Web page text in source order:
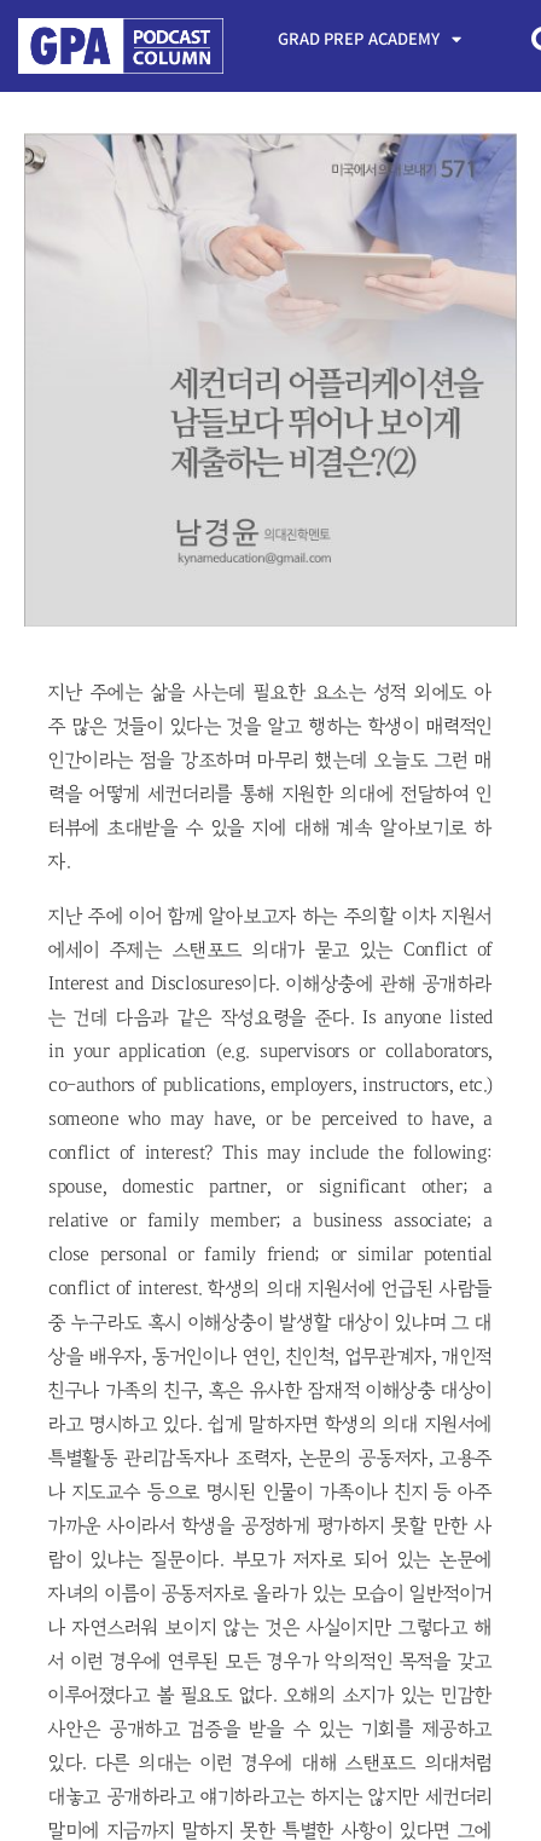
GRAD PREP ACADEMY
지난 주에는 삶을 사는데 필요한 요소는 성적 외에도 아
주 많은 것들이 있다는 것을 알고 행하는 학생이 매력적인
인간이라는 점을 강조하며 마무리 했는데 오늘도 그런 매
력을 어떻게 세컨더리를 통해 지원한 의대에 전달하여 인
터뷰에 초대받을 수 있을 지에 대해 계속 알아보기로 하
자.
지난 주에 이어 함께 알아보고자 하는 주의할 이차 지원서
에세이 주제는 스탠포드 의대가 묻고 있는 Conflict of
Interest and Disclosures이다. 이해상충에 관해 공개하라
는 건데 다음과 같은 작성요령을 준다. Is anyone listed
in your application (e.g. supervisors or collaborators,
co-authors of publications, employers, instructors, etc.)
someone who may have, or be perceived to have, a
conflict of interest? This may include the following:
spouse, domestic partner, or significant other; a
relative or family member; a business associate; a
close personal or family friend; or similar potential
conflict of interest. 학생의 의대 지원서에 언급된 사람들
중 누구라도 혹시 이해상충이 발생할 대상이 있냐며 그 대
상을 배우자, 동거인이나 연인, 친인척, 업무관계자, 개인적
친구나 가족의 친구, 혹은 유사한 잠재적 이해상충 대상이
라고 명시하고 있다. 쉽게 말하자면 학생의 의대 지원서에
특별활동 관리감독자나 조력자, 논문의 공동저자, 고용주
나 지도교수 등으로 명시된 인물이 가족이나 친지 등 아주
가까운 사이라서 학생을 공정하게 평가하지 못할 만한 사
람이 있냐는 질문이다. 부모가 저자로 되어 있는 논문에
자녀의 이름이 공동저자로 올라가 있는 모습이 일반적이거
나 자연스러워 보이지 않는 것은 사실이지만 그렇다고 해
서 이런 경우에 연루된 모든 경우가 악의적인 목적을 갖고
이루어졌다고 볼 필요도 없다. 오해의 소지가 있는 민감한
사안은 공개하고 검증을 받을 수 있는 기회를 제공하고
있다. 다른 의대는 이런 경우에 대해 스탠포드 의대처럼
대놓고 공개하라고 얘기하라고는 하지는 않지만 세컨더리
말미에 지금까지 말하지 못한 특별한 사항이 있다면 그에